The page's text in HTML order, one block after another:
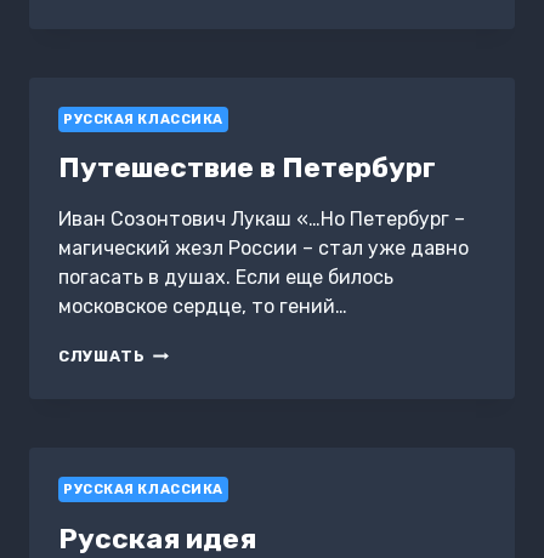
РУССКАЯ КЛАССИКА
Путешествие в Петербург
Иван Созонтович Лукаш «…Но Петербург –
магический жезл России – стал уже давно
погасать в душах. Если еще билось
московское сердце, то гений…
СЛУШАТЬ ПУТЕШЕСТВИЕ
РУССКАЯ КЛАССИКА
Русская идея